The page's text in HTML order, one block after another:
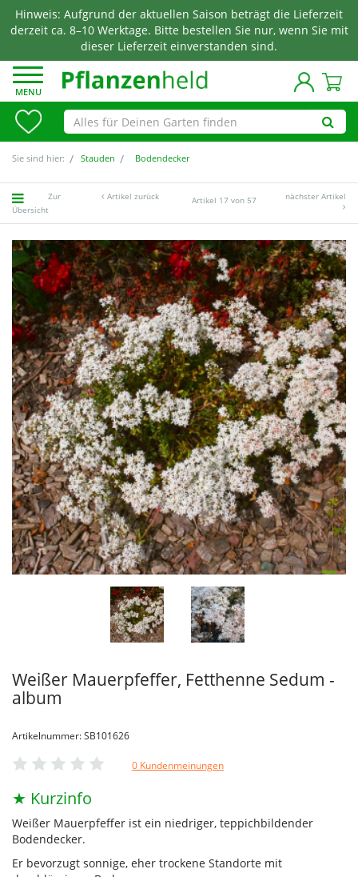
Hinweis: Aufgrund der aktuellen Saison beträgt die Lieferzeit
derzeit ca. 8–10 Werktage. Bitte bestellen Sie nur, wenn Sie mit
dieser Lieferzeit einverstanden sind.
MENU
Sie sind hier: Stauden Bodendecker
Zur
Übersicht
Artikel zurück Artikel 17 von 57 nächster Artikel
Weißer Mauerpfeffer, Fetthenne Sedum -
album
Artikelnummer: SB101626
0 Kundenmeinungen
★ Kurzinfo
Weißer Mauerpfeffer ist ein niedriger, teppichbildender
Bodendecker.
Er bevorzugt sonnige, eher trockene Standorte mit